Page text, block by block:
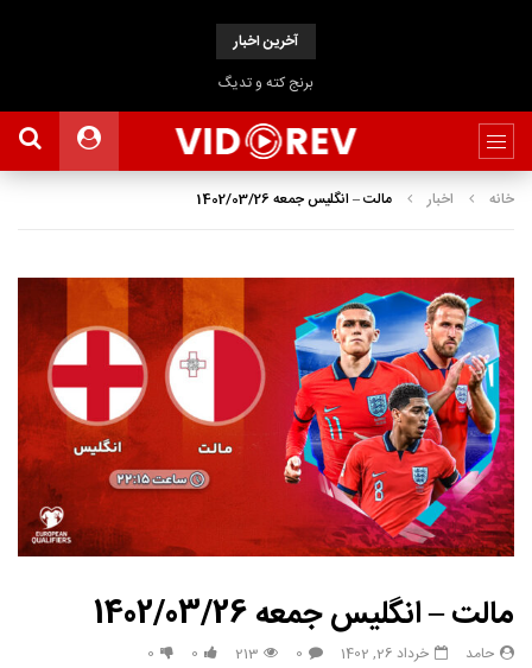
آخرین اخبار
برنج کته و تدیگ
خانه اخبار مالت – انگلیس جمعه 1402/03/26
مالت – انگلیس جمعه 1402/03/26
حامد خرداد 26, 1402 0
213
0
0